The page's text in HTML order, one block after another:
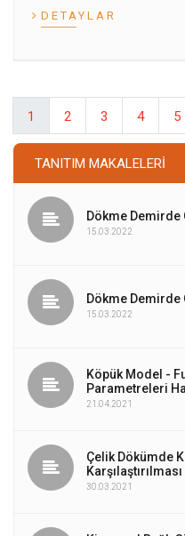
DETAYLAR
1 2 3 4 5
TANITIM MAKALELERI
Dökme Demirde
15.03.2022
Dökme Demirde
15.03.2022
Köpük Model -
Parametreleri
21.04.2021
Çelik Dökümde
30.03.2021